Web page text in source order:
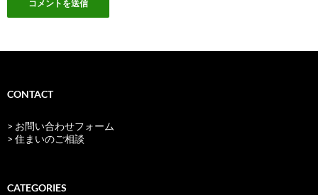
CONTACT
> お問い合わせフォーム
> 住まいのご相談
CATEGORIES